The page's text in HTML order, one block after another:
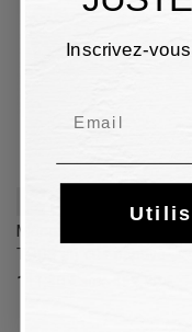
Mocassins Guidi
TODS en cuir papaye
111,30 €
Inscrivez-